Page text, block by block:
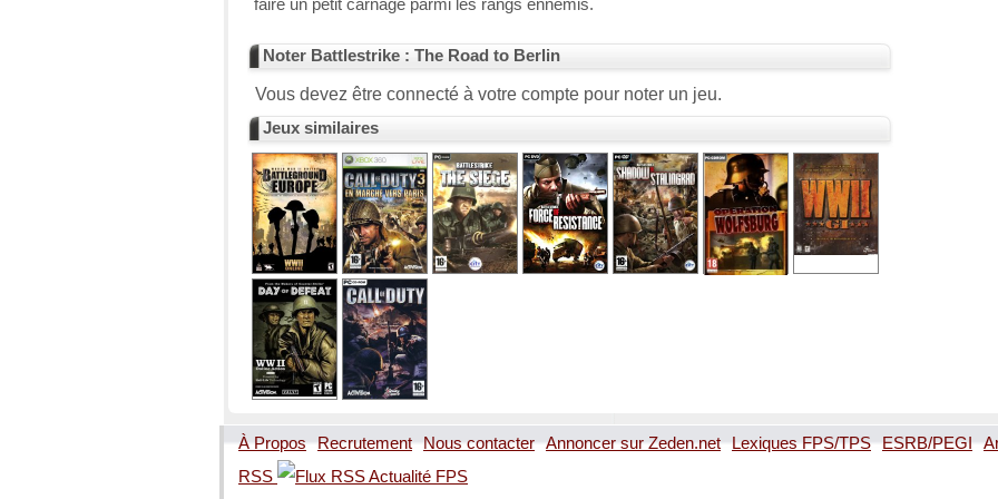
faire un petit carnage parmi les rangs ennemis.
Noter Battlestrike : The Road to Berlin
Vous devez être connecté à votre compte pour noter un jeu.
Jeux similaires
À Propos Recrutement Nous contacter Annoncer sur Zeden.net Lexiques FPS/TPS ESRB/PEGI
RSS